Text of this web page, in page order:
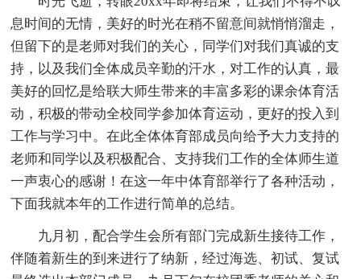
息时间的无情，美好的时光在稍不留意间就悄悄溜走，
但留下的是老师对我们的关心，同学们对我们真诚的支
持，以及我们全体成员辛勤的汗水，对工作的认真，最
美好的回忆是给联大师生带来的丰富多彩的课余体育活
动，积极的带动全校同学参加体育运动，更好的投入到
工作与学习中。在此全体体育部成员向给予大力支持的
老师和同学以及积极配合、支持我们工作的全体师生道
一声衷心的感谢！在这一年中体育部举行了各种活动，
下面我就本年的工作进行简单的总结。
九月初，配合学生会所有部门完成新生接待工作，
伴随着新生的到来进行了纳新，经过海选、初试、复试